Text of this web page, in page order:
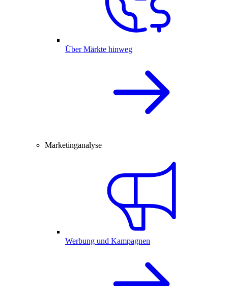
Über Märkte hinweg
Marketinganalyse
Werbung und Kampagnen